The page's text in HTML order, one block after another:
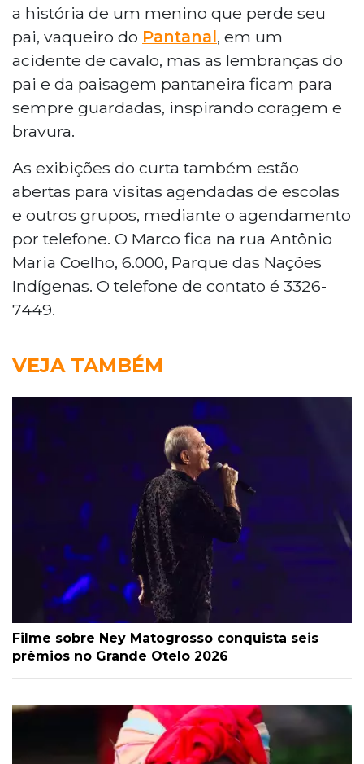
a história de um menino que perde seu
pai, vaqueiro do Pantanal, em um
acidente de cavalo, mas as lembranças do
pai e da paisagem pantaneira ficam para
sempre guardadas, inspirando coragem e
bravura.
As exibições do curta também estão
abertas para visitas agendadas de escolas
e outros grupos, mediante o agendamento
por telefone. O Marco fica na rua Antônio
Maria Coelho, 6.000, Parque das Nações
Indígenas. O telefone de contato é 3326-
7449.
VEJA TAMBÉM
Filme sobre Ney Matogrosso conquista seis
prêmios no Grande Otelo 2026